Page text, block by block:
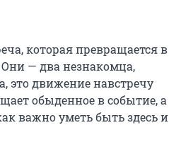
которая превращается в
Они — два незнакомца,
это движение навстречу
обыденное в событие, а
важно уметь быть здесь и